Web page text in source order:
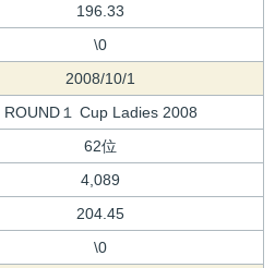
196.33
\0
2008/10/1
ROUND１ Cup Ladies 2008
62位
4,089
204.45
\0